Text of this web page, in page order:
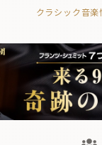
クラシック音
ぶらあぼブラス！